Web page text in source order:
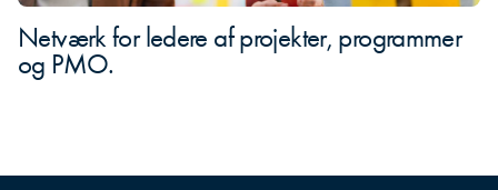
Netværk for ledere af projekter, programmer
og PMO.